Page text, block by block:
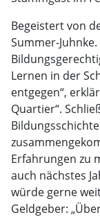
Begeistert von
Summer-
Lernen in der
entgegen“,
Quartier“.
Erfahrungen zu
auch nächstes
würde gerne
Geldgeber: